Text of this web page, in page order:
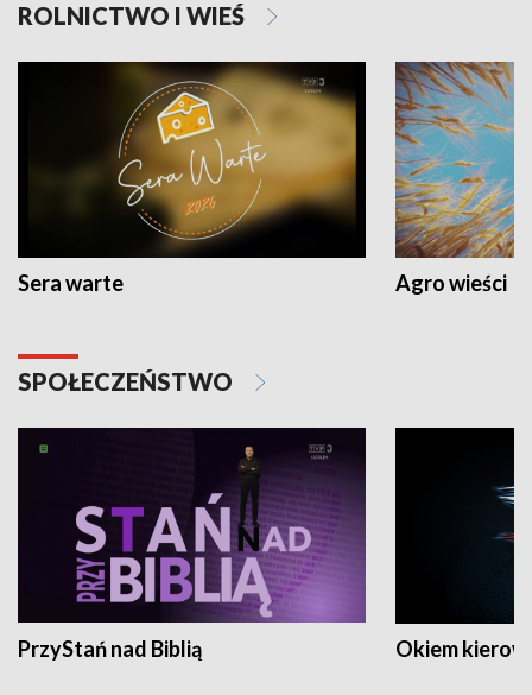
ROLNICTWO I WIEŚ
Sera warte Agro wieści
SPOŁECZEŃSTWO
PrzyStań nad Biblią Okiem